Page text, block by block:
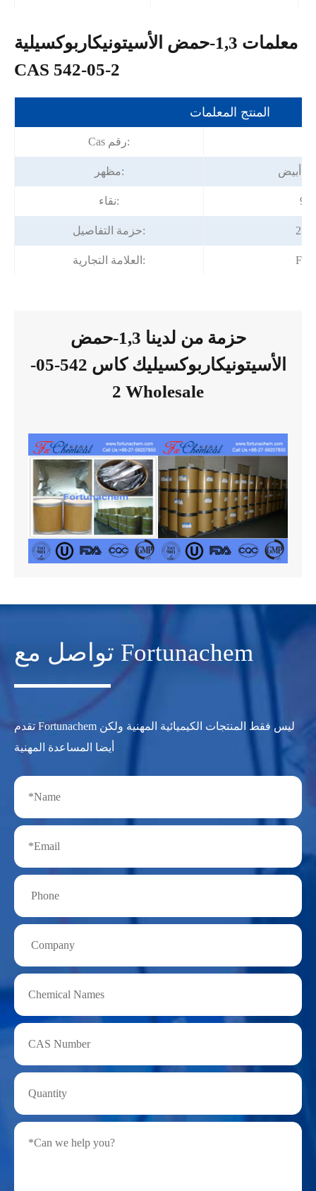
معلمات 1,3-حمض الأسيتونيكاربوكسيلية
CAS 542-05-2
المنتج المعلمات
Cas رقم:
مظهر: أبيض
نقاء:
حزمة التفاصيل:
العلامة التجارية:
حزمة من لدينا 1,3-حمض
الأسيتونيكاربوكسيليك كاس 542-05-
2 Wholesale
تواصل مع Fortunachem
تقدم Fortunachem ليس فقط المنتجات الكيميائية المهنية ولكن
أيضا المساعدة المهنية